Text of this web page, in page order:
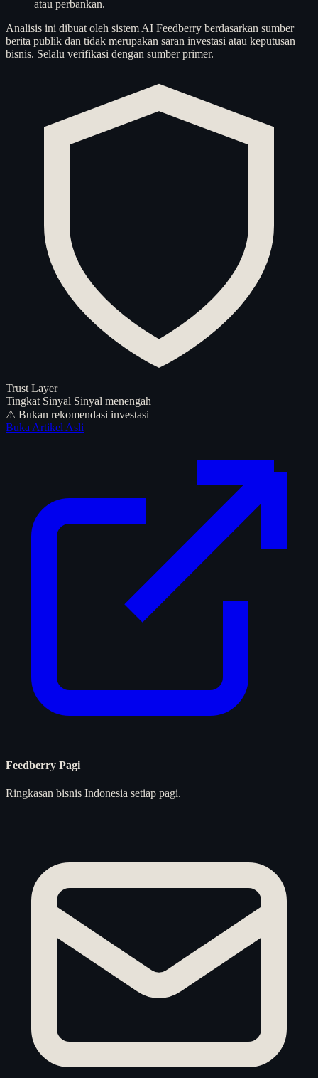
atau perbankan.
Analisis ini dibuat oleh sistem AI Feedberry berdasarkan sumber
berita publik dan tidak merupakan saran investasi atau keputusan
bisnis. Selalu verifikasi dengan sumber primer.
Trust Layer
Tingkat Sinyal Sinyal menengah
⚠ Bukan rekomendasi investasi
Buka Artikel Asli
Feedberry Pagi
Ringkasan bisnis Indonesia setiap pagi.